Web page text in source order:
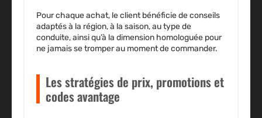
Pour chaque achat, le client bénéficie de conseils
adaptés à la région, à la saison, au type de
conduite, ainsi qu’à la dimension homologuée pour
ne jamais se tromper au moment de commander.
Les stratégies de prix, promotions et
codes avantage